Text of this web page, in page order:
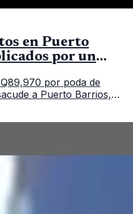
en Puerto
por un
por poda de
a Puerto Barrios,
mi